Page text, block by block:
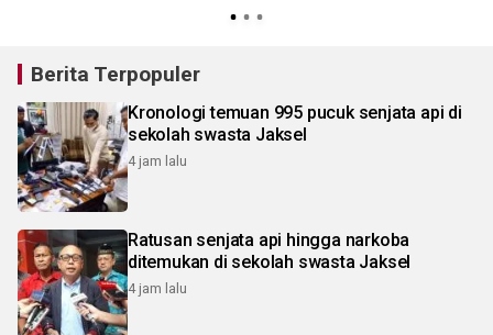
Berita Terpopuler
Kronologi temuan 995 pucuk senjata api di
sekolah swasta Jaksel
4 jam lalu
Ratusan senjata api hingga narkoba
ditemukan di sekolah swasta Jaksel
4 jam lalu